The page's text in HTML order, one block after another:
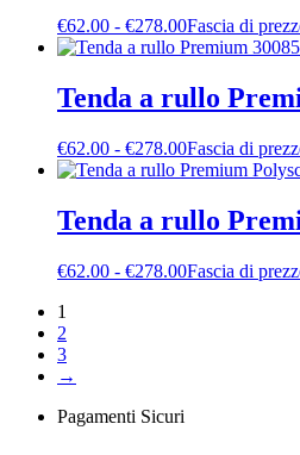
€62.00 - €278.00Fascia di
Tenda a rullo
€62.00 - €278.00Fascia di
Tenda a rullo
€62.00 - €278.00Fascia di
1
2
3
→
Pagamenti Sicuri